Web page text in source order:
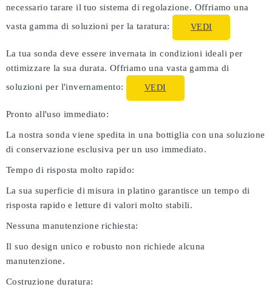
necessario tarare il tuo sistema di regolazione. Offriamo una
vasta gamma di soluzioni per la taratura:
VEDI
La tua sonda deve essere invernata in condizioni ideali per
ottimizzare la sua durata. Offriamo una vasta gamma di
soluzioni per l'invernamento:
VEDI
Pronto all'uso immediato:
La nostra sonda viene spedita in una bottiglia con una soluzione
di conservazione esclusiva per un uso immediato.
Tempo di risposta molto rapido:
La sua superficie di misura in platino garantisce un tempo di
risposta rapido e letture di valori molto stabili.
Nessuna manutenzione richiesta:
Il suo design unico e robusto non richiede alcuna
manutenzione.
Costruzione duratura: